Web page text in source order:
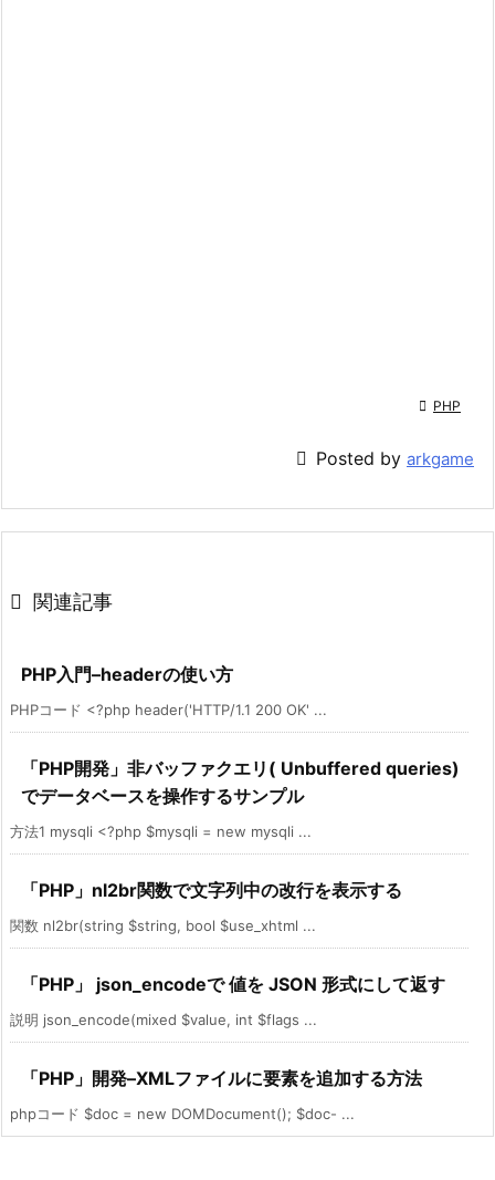
 PHP
 Posted by arkgame
 関連記事
PHP入門–headerの使い方
PHPコード <?php header('HTTP/1.1 200 OK' ...
「PHP開発」非バッファクエリ( Unbuffered queries)
でデータベースを操作するサンプル
方法1 mysqli <?php $mysqli = new mysqli ...
「PHP」nl2br関数で文字列中の改行を表示する
関数 nl2br(string $string, bool $use_xhtml ...
「PHP」 json_encodeで 値を JSON 形式にして返す
説明 json_encode(mixed $value, int $flags ...
「PHP」開発–XMLファイルに要素を追加する方法
phpコード $doc = new DOMDocument(); $doc- ...